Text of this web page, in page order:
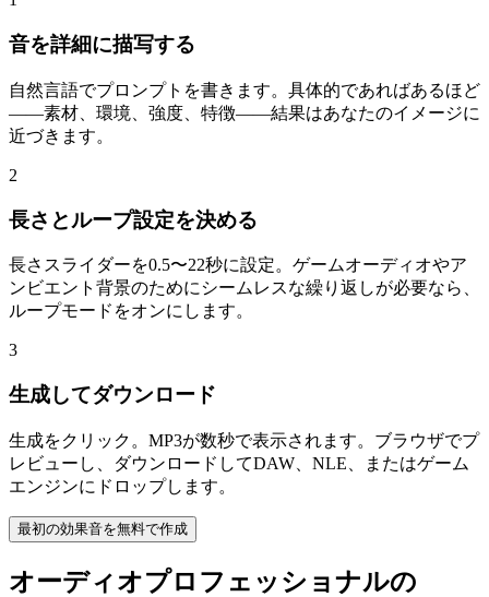
音を詳細に描写する
自然言語でプロンプトを書きます。具体的であればあるほど
——素材、環境、強度、特徴——結果はあなたのイメージに
近づきます。
2
長さとループ設定を決める
長さスライダーを0.5〜22秒に設定。ゲームオーディオやア
ンビエント背景のためにシームレスな繰り返しが必要なら、
ループモードをオンにします。
3
生成してダウンロード
生成をクリック。MP3が数秒で表示されます。ブラウザでプ
レビューし、ダウンロードしてDAW、NLE、またはゲーム
エンジンにドロップします。
最初の効果音を無料で作成
オーディオプロフェッショナルの